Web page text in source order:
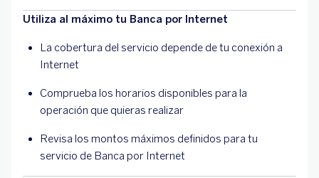
Utiliza al máximo tu Banca por Internet
La cobertura del servicio depende de tu conexión a
Internet
Comprueba los horarios disponibles para la
operación que quieras realizar
Revisa los montos máximos definidos para tu
servicio de Banca por Internet